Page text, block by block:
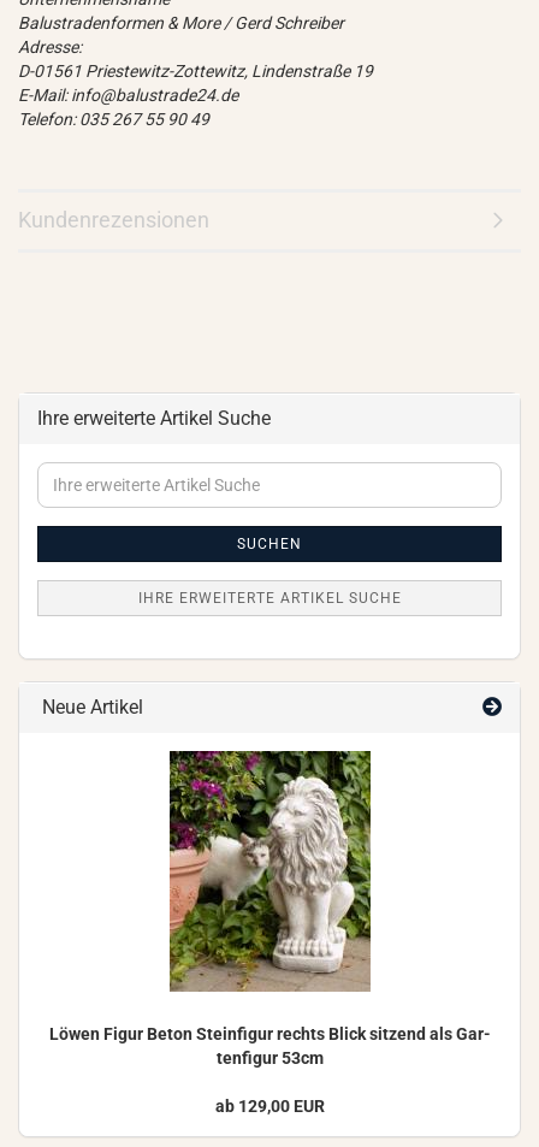
Balustradenformen & More / Gerd Schreiber
Adresse:
D-01561 Priestewitz-Zottewitz, Lindenstraße 19
E-Mail: info@balustrade24.de
Telefon: 035 267 55 90 49
Kundenrezensionen
Ihre erweiterte Artikel Suche
Ihre
erweiterte
SUCHEN
IHRE ERWEITERTE ARTIKEL SUCHE
Neue Artikel
Löwen Figur Beton Stein­fi­gur rechts Blick sit­zend als Gar­
ten­fi­gur 53cm
ab 129,00 EUR